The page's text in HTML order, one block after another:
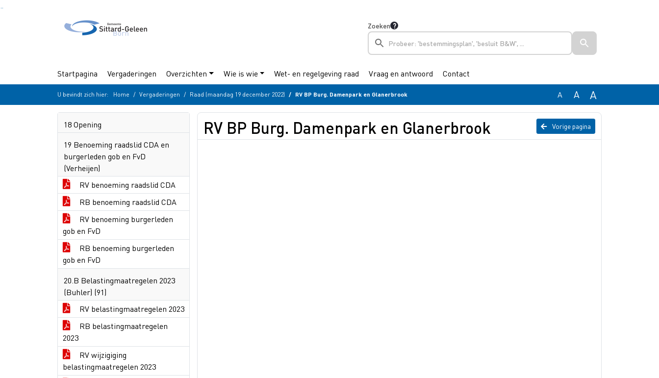
Zoeken
Startpagina Vergaderingen Overzichten Wie is wie Wet- en regelgeving raad Vraag en antwoord Contact
U bevindt zich hier: Home Vergaderingen Raad (maandag 19 december 2022) RV BP Burg. Damenpark en Glanerbrook A A A
18 Opening
19 Benoeming raadslid CDA en
burgerleden gob en FvD
(Verheijen)
RV benoeming raadslid CDA
RB benoeming raadslid CDA
RV benoeming burgerleden
gob en FvD
RB benoeming burgerleden
gob en FvD
20.B Belastingmaatregelen 2023
(Buhler) (91)
RV belastingmaatregelen 2023
RB belastingmaatregelen
2023
RV wijzigiging
belastingmaatregelen 2023
Vorige pagina
RV BP Burg. Damenpark en Glanerbrook